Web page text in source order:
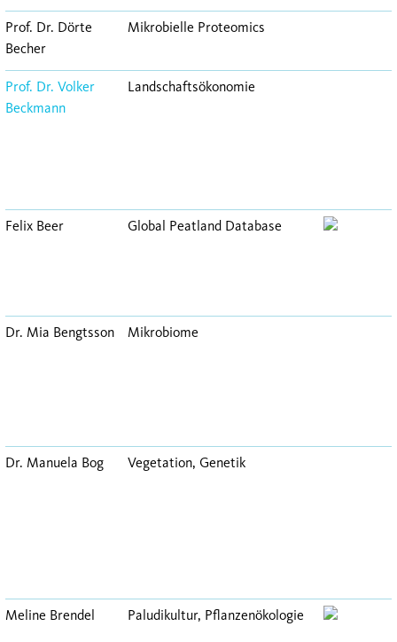
Prof. Dr. Dörte
Becher
Mikrobielle Proteomics
Prof. Dr. Volker
Beckmann
Landschaftsökonomie
Felix Beer Global Peatland Database
Dr. Mia Bengtsson Mikrobiome
Dr. Manuela Bog Vegetation, Genetik
Meline Brendel Paludikultur, Pflanzenökologie